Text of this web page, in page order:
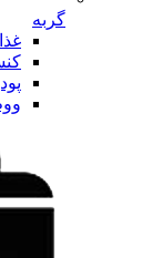
گربه